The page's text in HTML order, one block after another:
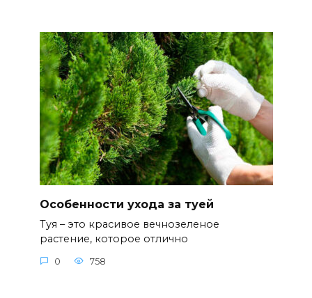
Особенности ухода за туей
Туя – это красивое вечнозеленое
растение, которое отлично
0 758